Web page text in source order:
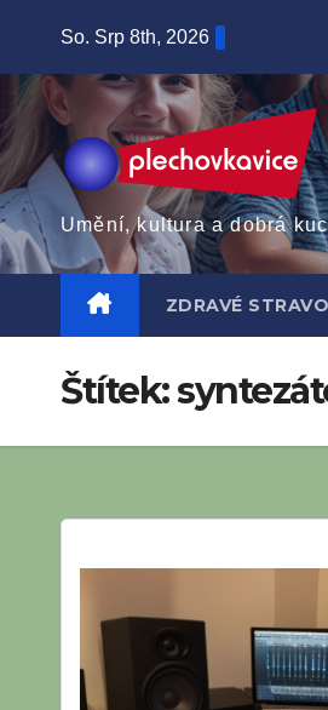
content
So. Srp 8th, 2026
Umění, kultura a dobrá
ZDRAVÉ
Štítek: